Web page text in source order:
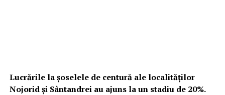
Lucrările la șoselele de centură ale localităților
Nojorid și Sântandrei au ajuns la un stadiu de 20%.